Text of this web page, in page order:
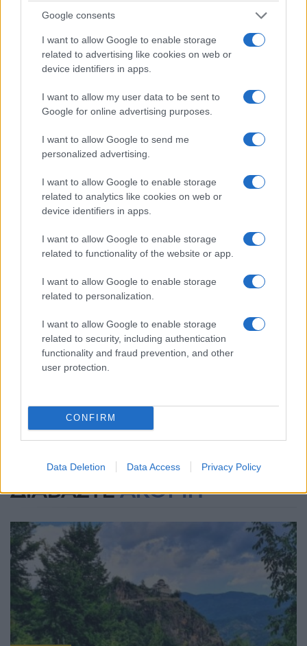
Google consents
I want to allow Google to enable storage
related to advertising like cookies on web or
device identifiers in apps.
I want to allow my user data to be sent to
Google for online advertising purposes.
I want to allow Google to send me
personalized advertising.
I want to allow Google to enable storage
related to analytics like cookies on web or
device identifiers in apps.
I want to allow Google to enable storage
related to functionality of the website or app.
I want to allow Google to enable storage
related to personalization.
I want to allow Google to enable storage
related to security, including authentication
functionality and fraud prevention, and other
user protection.
CONFIRM
Data Deletion Data Access Privacy Policy
Σταυρίνσύμφωνα με τον Σταυριώτη
δάσκαλο και λόγιοΔ. Παπαδόπουλο
, έβγαιναν
οι νέοι από νωρίς το πρωί για να προϋπαντήσουν
τον Μάη. Διασκέδαζαν, χόρευαν και έπλεκαν
στεφάνια για τα μαλλιά των κοριτσιών. Τα
στεφάνια ήταν φτιαγμένα από λουλούδια του
φορές στόλιζαν με στεφάνια και τα κεφάλια των
αμνοεριφίων αλλά και τα κέρατα των αγελάδων.
Το κλίμα ήταν εύθυμο καιποντιακή λύρα
συνόδευε τις αυτοσχέδιες εκδηλώσεις στις
υπέροχες εξοχές του Πόντου.
Καλή Πρωτομαγιά και καλόν μήνα!
Αλεξία Ιωαννίδου
Ακολουθήστε μας στο
News
ΔΙΑΒΑΣΤΕΑΚΟΜΗ